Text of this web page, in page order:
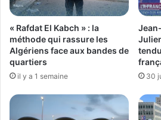
« Rafdat El Kabch » : la
méthode qui rassure les
Algériens face aux bandes de
quartiers
il y a 1 semaine 30